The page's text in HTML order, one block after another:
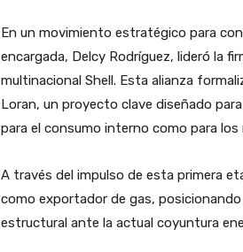
En un movimiento estratégico para
encargada, Delcy Rodríguez, lideró la
multinacional Shell. Esta alianza
Loran, un proyecto clave diseñado
para el consumo interno como para
​A través del impulso de esta primera
como exportador de gas,
estructural ante la actual coyuntura